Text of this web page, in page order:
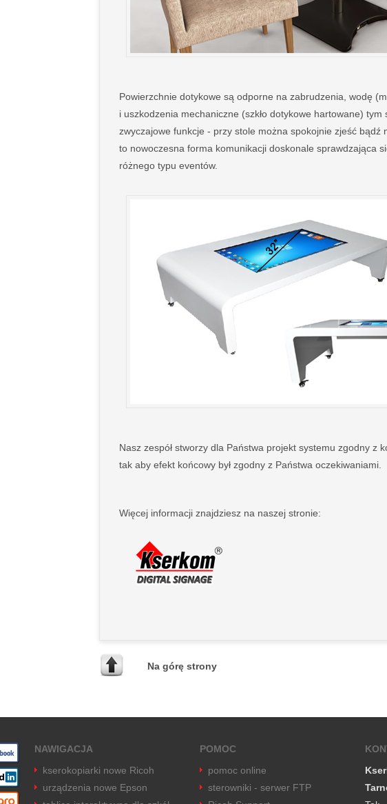
Powierzchnie dotykowe są odporne na zabrudzenia, wodę
i uszkodzenia mechaniczne (szkło dotykowe hartowane) tym
zwyczajowe funkcje - przy stole można spokojnie zjeść bądź
to nowoczesna forma komunikacji doskonale sprawdzająca
różnego typu eventów.
Nasz zespół stworzy dla Państwa projekt systemu zgodny z
tak aby efekt końcowy był zgodny z Państwa oczekiwaniami.
Więcej informacji znajdziesz na naszej stronie:
Na górę strony
NAWIGACJA
kserokopiarki nowe Ricoh
urządzenia nowe Epson
POMOC
pomoc online
sterowniki - serwer FTP